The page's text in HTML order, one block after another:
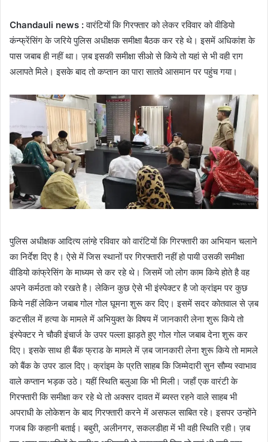
Chandauli news :वारंटियों कि गिरफ्तार को लेकर रविवार को वीडियो
कंन्फ्रेंसिंग के जरिये पुलिस अधीक्षक समीक्षा बैठक कर रहे थे। इसमें अधिकांश के
पास जबाब ही नहीं था। ज़ब इसकी समीक्षा सीओ से किये तो यहां से भी वही राग
अलापते मिले। इसके बाद तो कप्तान का पारा सातवे आसमान पर पहुंच गया।
पुलिस अधीक्षक आदित्य लांग्हे रविवार को वारंटियों कि गिरफ्तारी का अभियान चलाने
का निर्देश दिए है। ऐसे में जिस स्थानों पर गिरफ्तारी नहीं हो पायी उसकी समीक्षा
वीडियो कांफ्रेसिंग के माध्यम से कर रहे थे। जिसमें जो लोग काम किये होते है वह
अपने कर्मठता को रखते है। लेकिन कुछ ऐसे भी इंस्पेक्टर है जो क्रांइम पर कुछ
किये नहीं लेकिन जबाब गोल गोल घूमना शुरू कर दिए। इसमें सदर कोतवाल से ज़ब
कटसील में हत्या के मामले में अभियुक्त के विषय में जानकारी लेना शुरू किये तो
इंस्पेक्टर ने चौकी इंचार्ज के उपर पल्ला झाड़ते हुए गोल गोल जबाब देना शुरू कर
दिए। इसके साथ ही बैंक फ्राड के मामले में ज़ब जानकारी लेना शुरू किये तो मामले
को बैंक के उपर डाल दिए। क्रांइम के प्रति साहब कि जिम्मेदारी सुन सौम्य स्वाभाव
वाले कप्तान भड़क उठे। यहीं स्थिति बलुआ कि भी मिली। जहाँ एक वारंटी के
गिरफ्तारी कि समीक्षा कर रहे थे तो अक्सर दावत में ब्यस्त रहने वाले साहब भी
अपराधी के लोकेशन के बाद गिरफ्तारी करने में असफल साबित रहे। इसपर उन्होंने
गजब कि कहानी बताई। बबुरी, अलीनगर, सकलडीहा में भी वही स्थिति रही। ज़ब